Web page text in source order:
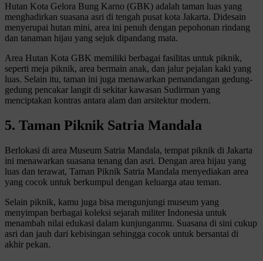
Hutan Kota Gelora Bung Karno (GBK) adalah taman luas yang
menghadirkan suasana asri di tengah pusat kota Jakarta. Didesain
menyerupai hutan mini, area ini penuh dengan pepohonan rindang
dan tanaman hijau yang sejuk dipandang mata.
Area Hutan Kota GBK memiliki berbagai fasilitas untuk piknik,
seperti meja piknik, area bermain anak, dan jalur pejalan kaki yang
luas. Selain itu, taman ini juga menawarkan pemandangan gedung-
gedung pencakar langit di sekitar kawasan Sudirman yang
menciptakan kontras antara alam dan arsitektur modern.
5. Taman Piknik Satria Mandala
Berlokasi di area Museum Satria Mandala, tempat piknik di Jakarta
ini menawarkan suasana tenang dan asri. Dengan area hijau yang
luas dan terawat, Taman Piknik Satria Mandala menyediakan area
yang cocok untuk berkumpul dengan keluarga atau teman.
Selain piknik, kamu juga bisa mengunjungi museum yang
menyimpan berbagai koleksi sejarah militer Indonesia untuk
menambah nilai edukasi dalam kunjunganmu. Suasana di sini cukup
asri dan jauh dari kebisingan sehingga cocok untuk bersantai di
akhir pekan.